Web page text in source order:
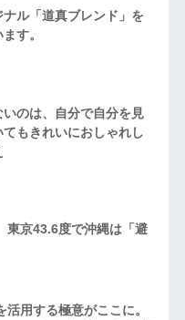
ル「道真ブレンド」を
す。
いのは、自分で自分を見
もきれいにおしゃれし
京43.6度で沖縄は「避
用する極意がここに。